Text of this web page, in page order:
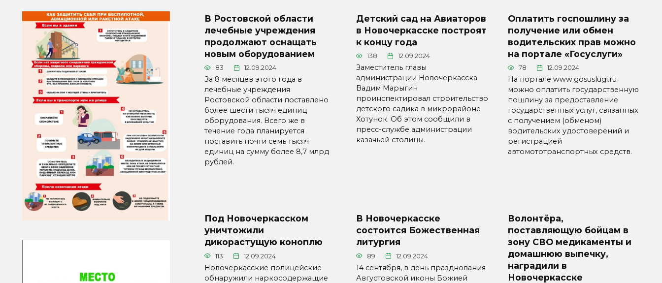
В Ростовской области
лечебные учреждения
продолжают оснащать
новым оборудованием
83 12.09.2024
За 8 месяцев этого года в
лечебные учреждения
Ростовской области поставлено
более шести тысяч единиц
оборудования. Всего же в
течение года планируется
поставить почти семь тысяч
единиц на сумму более 8,7 млрд
рублей.
Детский сад на Авиаторов
в Новочеркасске построят
к концу года
138 12.09.2024
Заместитель главы
администрации Новочеркасска
Вадим Марыгин
проинспектировал строительство
детского садика в микрорайоне
Хотунок. Об этом сообщили в
пресс-службе администрации
казачьей столицы.
Оплатить госпошлину за
получение или обмен
водительских прав можно
на портале «Госуслуги»
78 12.09.2024
На портале www.gosuslugi.ru
можно оплатить государственную
пошлину за предоставление
государственных услуг, связанных
с получением (обменом)
водительских удостоверений и
регистрацией
автомототранспортных средств.
Под Новочеркасском
уничтожили
дикорастущую коноплю
113 12.09.2024
Новочеркасские полицейские
обнаружили наркосодержащие
В Новочеркасске
состоится Божественная
литургия
89 12.09.2024
14 сентября, в день празднования
Августовской иконы Божией
Волонтёра,
поставляющую бойцам в
зону СВО медикаменты и
домашнюю выпечку,
наградили в
Новочеркасске